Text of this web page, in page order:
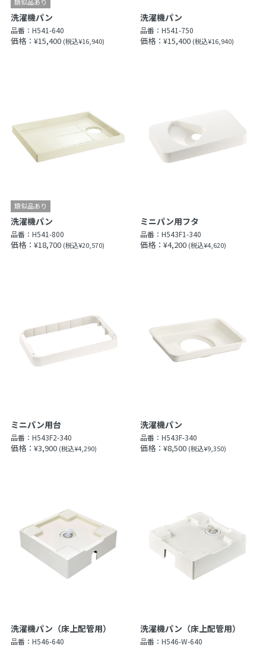
洗濯機パン
品番： H541-640
価格：¥15,400 (税込¥16,940)
洗濯機パン
品番：H541-750
価格：¥15,400 (税込¥16,940)
洗濯機パン
品番： H541-800
価格：¥18,700 (税込¥20,570)
ミニパン用フタ
品番：H543F1-340
価格：¥4,200 (税込¥4,620)
ミニパン用台
品番： H543F2-340
価格：¥3,900 (税込¥4,290)
洗濯機パン
品番：H543F-340
価格：¥8,500 (税込¥9,350)
洗濯機パン（床上配管用）
品番： H546-640
洗濯機パン（床上配管用）
品番：H546-W-640